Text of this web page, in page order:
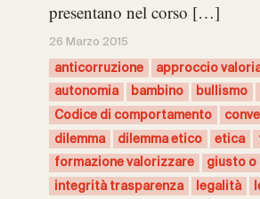
presentano nel corso […]
26 Marzo 2015
anticorruzione approccio
autonomia
bambino bullismo
Codice di comportamento
dilemma
dilemma etico etica
formazione valorizzare
giusto o
integrità trasparenza
legalità